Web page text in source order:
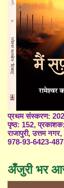
प्रथम संस्करण:
पृष्ठ: 152,
राजापुरी, उत्तम
978-93-6423-
अँजुरी भर